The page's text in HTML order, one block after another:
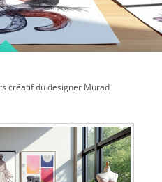
créatif du designer Murad